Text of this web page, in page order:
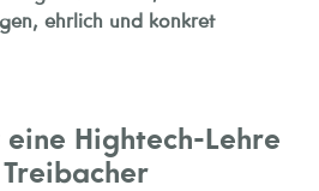
ehrlich und konkret
Hightech-Lehre